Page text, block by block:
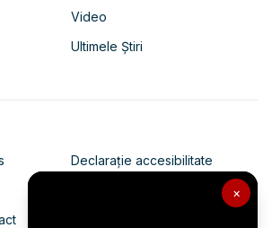
×
Video
Ultimele Știri
Declarație accesibilitate
Politica de confidențialitate